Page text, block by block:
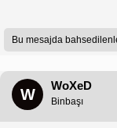
Bu mesajda
W
WoXeD
Binbaşı